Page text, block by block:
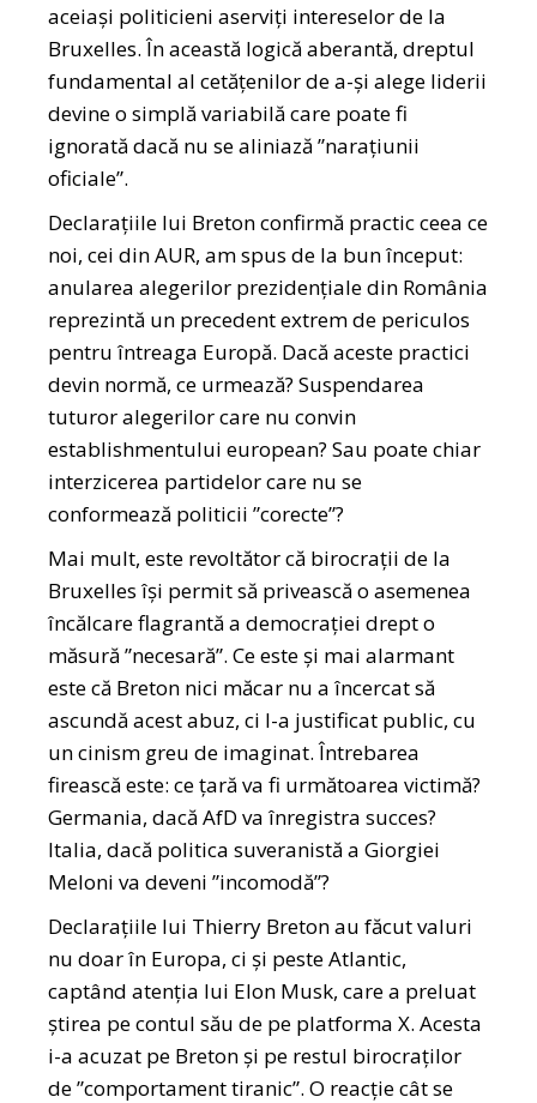
aceiași politicieni aserviți intereselor de la
Bruxelles. În această logică aberantă, dreptul
fundamental al cetățenilor de a-și alege liderii
devine o simplă variabilă care poate fi
ignorată dacă nu se aliniază ”narațiunii
oficiale”.
Declarațiile lui Breton confirmă practic ceea ce
noi, cei din AUR, am spus de la bun început:
anularea alegerilor prezidențiale din România
reprezintă un precedent extrem de periculos
pentru întreaga Europă. Dacă aceste practici
devin normă, ce urmează? Suspendarea
tuturor alegerilor care nu convin
establishmentului european? Sau poate chiar
interzicerea partidelor care nu se
conformează politicii ”corecte”?
Mai mult, este revoltător că birocrații de la
Bruxelles își permit să privească o asemenea
încălcare flagrantă a democrației drept o
măsură ”necesară”. Ce este și mai alarmant
este că Breton nici măcar nu a încercat să
ascundă acest abuz, ci l-a justificat public, cu
un cinism greu de imaginat. Întrebarea
firească este: ce țară va fi următoarea victimă?
Germania, dacă AfD va înregistra succes?
Italia, dacă politica suveranistă a Giorgiei
Meloni va deveni ”incomodă”?
Declarațiile lui Thierry Breton au făcut valuri
nu doar în Europa, ci și peste Atlantic,
captând atenția lui Elon Musk, care a preluat
știrea pe contul său de pe platforma X. Acesta
i-a acuzat pe Breton și pe restul birocraților
de ”comportament tiranic”. O reacție cât se